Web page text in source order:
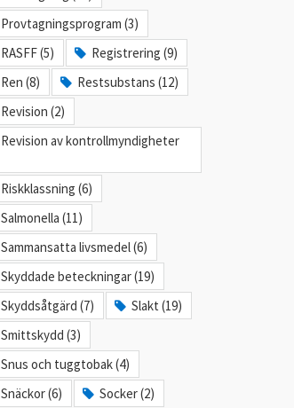
Provtagningsprogram (3)
RASFF (5)
Registrering (9)
Ren (8)
Restsubstans (12)
Revision (2)
Revision av kontrollmyndigheter
Riskklassning (6)
Salmonella (11)
Sammansatta livsmedel (6)
Skyddade beteckningar (19)
Skyddsåtgärd (7)
Slakt (19)
Smittskydd (3)
Snus och tuggtobak (4)
Snäckor (6)
Socker (2)